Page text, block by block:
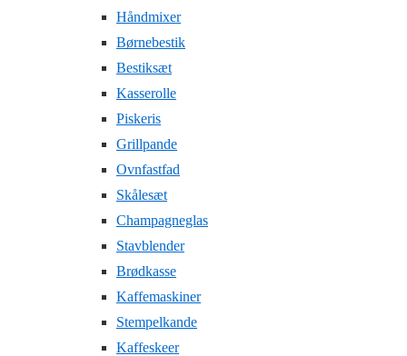
Håndmixer
Børnebestik
Bestiksæt
Kasserolle
Piskeris
Grillpande
Ovnfastfad
Skålesæt
Champagneglas
Stavblender
Brødkasse
Kaffemaskiner
Stempelkande
Kaffeskeer